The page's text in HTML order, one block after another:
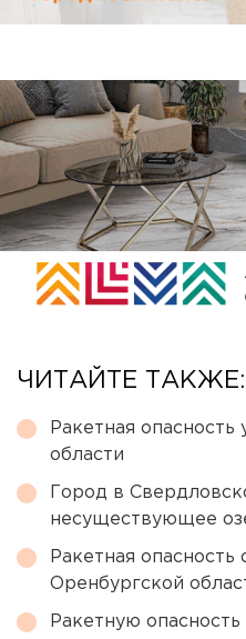
ЧИТАЙТЕ ТАКЖЕ:
Ракетная
области
Город в
несуществующее
Ракетная опасность
Оренбургской
Ракетную